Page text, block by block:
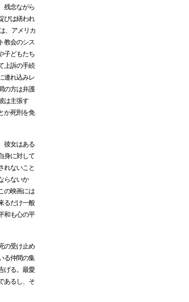
残念ながら
びは繕われ
、アメリカ
教会のシス
子どもたち
上訴の手続
連れ込みレ
の方は弁護
は主張す
か死刑を免
彼女はある
身に対して
れないこと
らないか
の映画には
るだけ一般
和も心の平
の受け止め
る仲間の集
げる。最愛
あるし、そ